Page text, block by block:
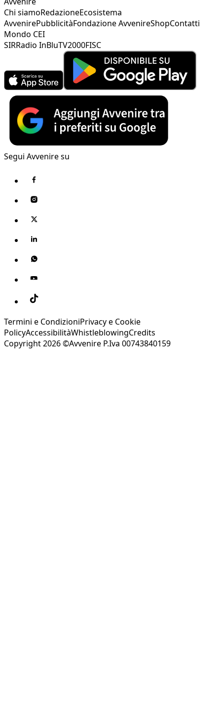
Chi siamoRedazioneEcosistema
AvvenirePubblicitàFondazione AvvenireShopContatti
Mondo CEI
SIRRadio InBluTV2000FISC
Segui Avvenire su
Termini e CondizioniPrivacy e Cookie
PolicyAccessibilitàWhistleblowingCredits
Copyright 2026 ©Avvenire P.Iva 00743840159